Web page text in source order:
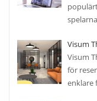
Visum
Visum
för
enklare